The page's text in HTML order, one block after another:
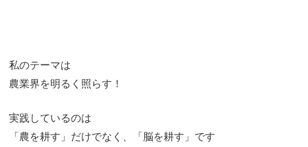
私のテーマは
農業界を明るく照らす！
実践しているのは
「農を耕す」だけでなく、「脳を耕す」です